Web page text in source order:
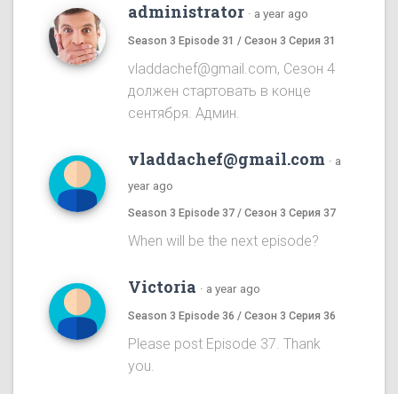
administrator · a year ago
Season 3 Episode 31 / Сезон 3 Серия 31
vladdachef@gmail.com, Сезон 4
должен стартовать в конце
сентября. Админ.
vladdachef@gmail.com · a
year ago
Season 3 Episode 37 / Сезон 3 Серия 37
When will be the next episode?
Victoria · a year ago
Season 3 Episode 36 / Сезон 3 Серия 36
Please post Episode 37. Thank
you.